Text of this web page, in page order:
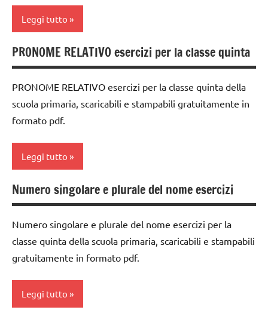
PER ETA'
TUTTI GLI
DOWNLOAD
grammatica
italiano
didattico
PER ETA'
TUTTI GLI
Leggi tutto
classe
5a
dai
6
anni
DOWNLOAD
grammatica
italiano
didattico
PER ETA'
PRONOME RELATIVO esercizi per la classe quinta
PRONOME RELATIVO esercizi per la classe quinta della
scuola primaria, scaricabili e stampabili gratuitamente in
formato pdf.
Leggi tutto
classe
5a
dai
6
anni
DOWNLOAD
grammatica
Numero singolare e plurale del nome esercizi
Numero singolare e plurale del nome esercizi per la
classe quinta della scuola primaria, scaricabili e stampabili
gratuitamente in formato pdf.
Leggi tutto